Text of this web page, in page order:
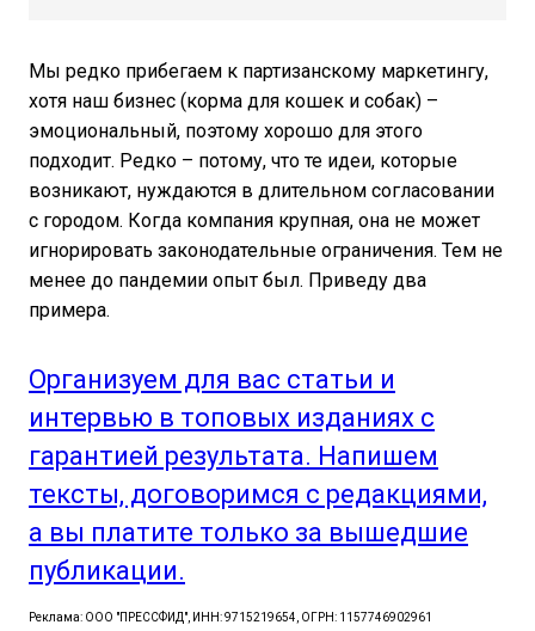
Мы редко прибегаем к партизанскому маркетингу,
хотя наш бизнес (корма для кошек и собак) –
эмоциональный, поэтому хорошо для этого
подходит. Редко – потому, что те идеи, которые
возникают, нуждаются в длительном согласовании
с городом. Когда компания крупная, она не может
игнорировать законодательные ограничения. Тем не
менее до пандемии опыт был. Приведу два
примера.
Организуем для вас статьи и
интервью в топовых изданиях с
гарантией результата. Напишем
тексты, договоримся с редакциями,
а вы платите только за вышедшие
публикации.
Реклама: ООО "ПРЕССФИД", ИНН: 9715219654, ОГРН: 1157746902961